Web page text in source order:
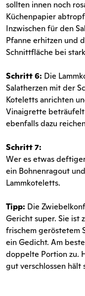
sollten innen noch
Küchenpapier
Inzwischen für den
Pfanne erhitzen und
Schnittfläche bei
Schritt 6: Die
Salatherzen mit der
Koteletts anrichten
Vinaigrette
ebenfalls dazu
Schritt 7:
Wer es etwas
ein Bohnenragout
Lammkoteletts.
Tipp: Die
Gericht super. Sie ist
frischem geröstetem
ein Gedicht. Am
doppelte Portion zu.
gut verschlossen hält